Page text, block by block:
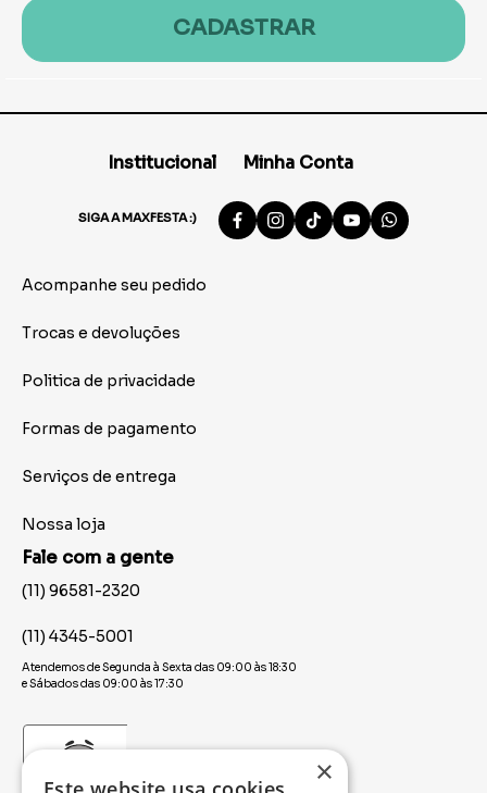
CADASTRAR
Institucional Minha Conta
SIGA A MAXFESTA :)
Acompanhe seu pedido
Trocas e devoluções
Politica de privacidade
Formas de pagamento
Serviços de entrega
Nossa loja
Fale com a gente
(11) 96581-2320
(11) 4345-5001
Atendemos de Segunda à Sexta das 09:00 às 18:30
e Sábados das 09:00 às 17:30
×